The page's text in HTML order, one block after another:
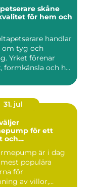
skåne
för hem och
handlar
om tyg och
Yrket förenar
formkänsla och h...
31. jul
för ett
och
är i dag
populära
för
av villor,